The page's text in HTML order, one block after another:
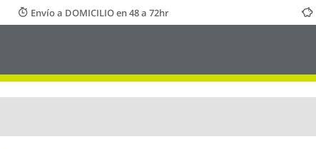
Envío a DOMICILIO en 48 a 72hr